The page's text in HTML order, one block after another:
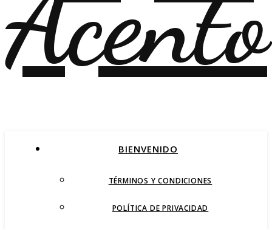
BIENVENIDO
TÉRMINOS Y CONDICIONES
POLÍTICA DE PRIVACIDAD